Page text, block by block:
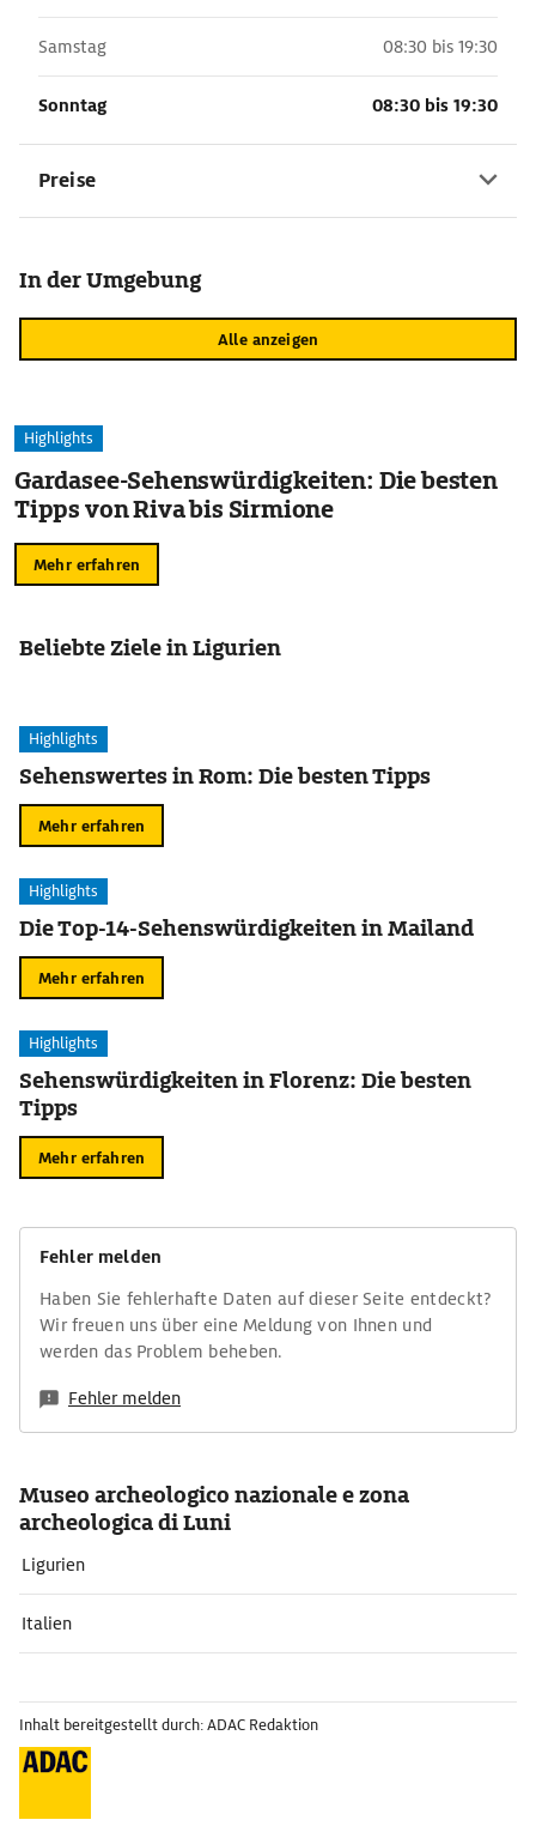
Samstag 08:30 bis 19:30
Sonntag 08:30 bis 19:30
Preise
In der Umgebung
Alle anzeigen
Highlights
Gardasee-Sehenswürdigkeiten: Die besten
Tipps von Riva bis Sirmione
Mehr erfahren
Beliebte Ziele in Ligurien
Highlights
Sehenswertes in Rom: Die besten Tipps
Mehr erfahren
Highlights
Die Top-14-Sehenswürdigkeiten in Mailand
Mehr erfahren
Highlights
Sehenswürdigkeiten in Florenz: Die besten
Tipps
Mehr erfahren
Fehler melden
Haben Sie fehlerhafte Daten auf dieser Seite entdeckt?
Wir freuen uns über eine Meldung von Ihnen und
werden das Problem beheben.
Fehler melden
Museo archeologico nazionale e zona
archeologica di Luni
Ligurien
Italien
Inhalt bereitgestellt durch: ADAC Redaktion